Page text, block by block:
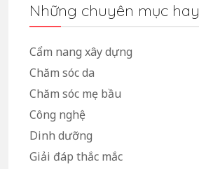
Những chuyên mục hay
Cẩm nang xây dựng
Chăm sóc da
Chăm sóc mẹ bầu
Công nghệ
Dinh dưỡng
Giải đáp thắc mắc